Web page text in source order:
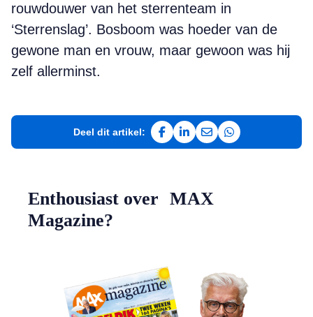
rouwdouwer van het sterrenteam in
‘Sterrenslag’. Bosboom was hoeder van de
gewone man en vrouw, maar gewoon was hij
zelf allerminst.
Deel dit artikel:
Deel op Facebook
Deel op LinkedIn
Deel via e-mail
Deel via
Enthousiast over MAX
Magazine?